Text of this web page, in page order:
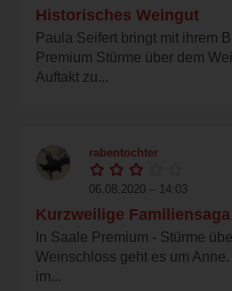
Historisches Weingut
Paula Seifert bringt mit ihrem
Premium Stürme über dem
Auftakt zu...
rabentochter
06.08.2020 – 14:03
Kurzweilige Familiensaga
In Saale Premium - Stürme
Weinschloss geht es um
im...